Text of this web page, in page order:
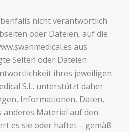
nicht verantwortlich
oder Dateien, auf die
aus
Seiten oder Dateien
ihres jeweiligen
S.L. unterstützt daher
Informationen, Daten,
anderes Material auf den
es sie oder haftet – gemäß